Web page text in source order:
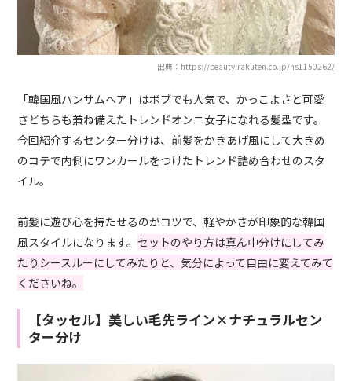
出典： https://beauty.rakuten.co.jp/hs1150262/
「韓国風ハンサムヘア」はボブでも人気で、かっこよさと可愛
さどちらも兼ね備えたトレンドオンニ女子になれる髪型です。
今回紹介するセンター分けは、前髪をかきあげ風にして大きめ
のコテで内側にワンカールをつけたトレンド詰め合わせのスタ
イル。
前髪に遊び心を持たせるのがコツで、軽やかさが印象的な韓国
風スタイルになります。セットのやり方は真ん中分けにしてみ
たりシースルーにしてみたりと、気分によって自由に変えてみて
くださいね。
【タッセル】美しい毛先ライン×ナチュラルセン
ター分け